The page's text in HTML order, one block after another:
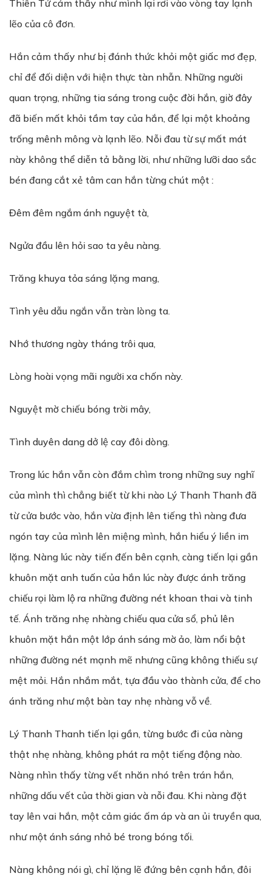
Thiên Tử cảm thấy như mình lại rơi vào vòng tay lạnh
lẽo của cô đơn.
Hắn cảm thấy như bị đánh thức khỏi một giấc mơ đẹp,
chỉ để đối diện với hiện thực tàn nhẫn. Những người
quan trọng, những tia sáng trong cuộc đời hắn, giờ đây
đã biến mất khỏi tầm tay của hắn, để lại một khoảng
trống mênh mông và lạnh lẽo. Nỗi đau từ sự mất mát
này không thể diễn tả bằng lời, như những lưỡi dao sắc
bén đang cắt xẻ tâm can hắn từng chút một :
Đêm đêm ngắm ánh nguyệt tà,
Ngửa đầu lên hỏi sao ta yêu nàng.
Trăng khuya tỏa sáng lặng mang,
Tình yêu dẫu ngắn vẫn tràn lòng ta.
Nhớ thương ngày tháng trôi qua,
Lòng hoài vọng mãi người xa chốn này.
Nguyệt mờ chiếu bóng trời mây,
Tình duyên dang dở lệ cay đôi dòng.
Trong lúc hắn vẫn còn đắm chìm trong những suy nghĩ
của mình thì chẳng biết từ khi nào Lý Thanh Thanh đã
từ cửa bước vào, hắn vừa định lên tiếng thì nàng đưa
ngón tay của mình lên miệng mình, hắn hiểu ý liền im
lặng. Nàng lúc này tiến đến bên cạnh, càng tiến lại gần
khuôn mặt anh tuấn của hắn lúc này được ánh trăng
chiếu rọi làm lộ ra những đường nét khoan thai và tinh
tế. Ánh trăng nhẹ nhàng chiếu qua cửa sổ, phủ lên
khuôn mặt hắn một lớp ánh sáng mờ ảo, làm nổi bật
những đường nét mạnh mẽ nhưng cũng không thiếu sự
mệt mỏi. Hắn nhắm mắt, tựa đầu vào thành cửa, để cho
ánh trăng như một bàn tay nhẹ nhàng vỗ về.
Lý Thanh Thanh tiến lại gần, từng bước đi của nàng
thật nhẹ nhàng, không phát ra một tiếng động nào.
Nàng nhìn thấy từng vết nhăn nhó trên trán hắn,
những dấu vết của thời gian và nỗi đau. Khi nàng đặt
tay lên vai hắn, một cảm giác ấm áp và an ủi truyền qua,
như một ánh sáng nhỏ bé trong bóng tối.
Nàng không nói gì, chỉ lặng lẽ đứng bên cạnh hắn, đôi